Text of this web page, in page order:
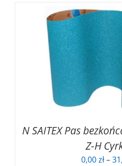
N SAITEX Pas
Z-H
0,00zł –